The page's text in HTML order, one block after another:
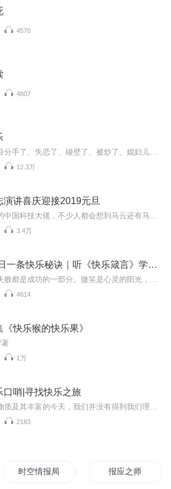
4570
4807
12.3万
演讲喜庆迎接2019元旦
3.4万
一心·每日一条快乐秘诀｜听《快乐箴言》学快乐法则
4614
快乐猴的快乐果》
1万
口哨|寻找快乐之旅
2183
时空情报局 报应之师